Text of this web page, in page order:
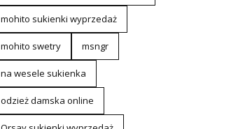
mohito sukienki wyprzedaż
mohito swetry msngr
na wesele sukienka
odzież damska online